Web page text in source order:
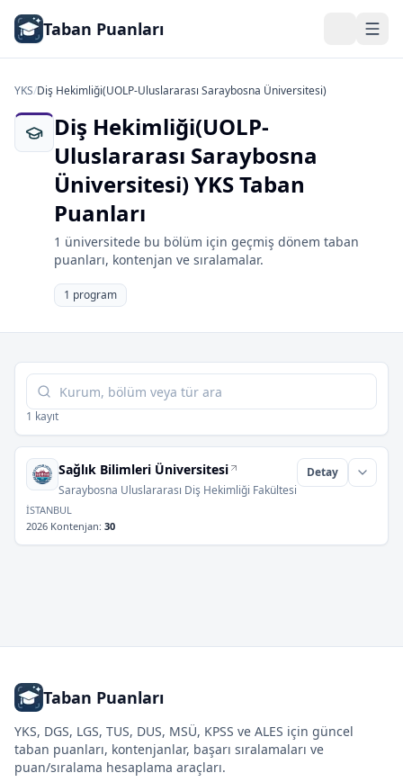
Taban Puanları
YKS/Diş Hekimliği(UOLP-Uluslararası Saraybosna Üniversitesi)
Diş Hekimliği(UOLP-
Uluslararası Saraybosna
Üniversitesi) YKS Taban
Puanları
1 üniversitede bu bölüm için geçmiş dönem taban
puanları, kontenjan ve sıralamalar.
1 program
Tabloda ara
1 kayıt
Sağlık Bilimleri Üniversitesi
Saraybosna Uluslararası Diş Hekimliği Fakültesi
Detay
İSTANBUL
2026 Kontenjan: 30
Taban Puanları
YKS, DGS, LGS, TUS, DUS, MSÜ, KPSS ve ALES için güncel
taban puanları, kontenjanlar, başarı sıralamaları ve
puan/sıralama hesaplama araçları.